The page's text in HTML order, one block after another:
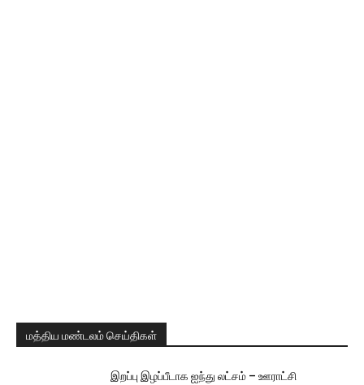
மத்திய மண்டலம் செய்திகள்
இறப்பு இழப்பீடாக ஐந்து லட்சம் – ஊராட்சி